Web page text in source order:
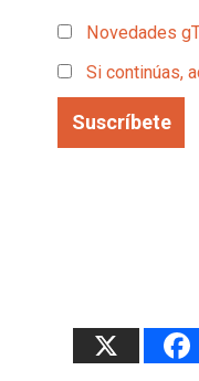
Novedades
Si continúas,